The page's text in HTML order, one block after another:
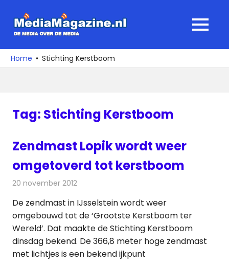
naar
media
over
MENU
Home Stichting Kerstboom
Tag: Stichting Kerstboom
Zendmast Lopik wordt weer
omgetoverd tot kerstboom
20 november 2012
De zendmast in IJsselstein wordt weer
omgebouwd tot de ‘Grootste Kerstboom ter
Wereld’. Dat maakte de Stichting Kerstboom
dinsdag bekend. De 366,8 meter hoge zendmast
met lichtjes is een bekend ijkpunt